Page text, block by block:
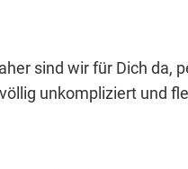
sind wir für Dich da,
unkompliziert und